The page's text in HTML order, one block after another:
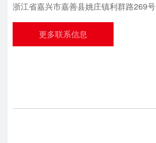
浙江省嘉兴市嘉善县姚庄镇利群路269号
更多联系信息